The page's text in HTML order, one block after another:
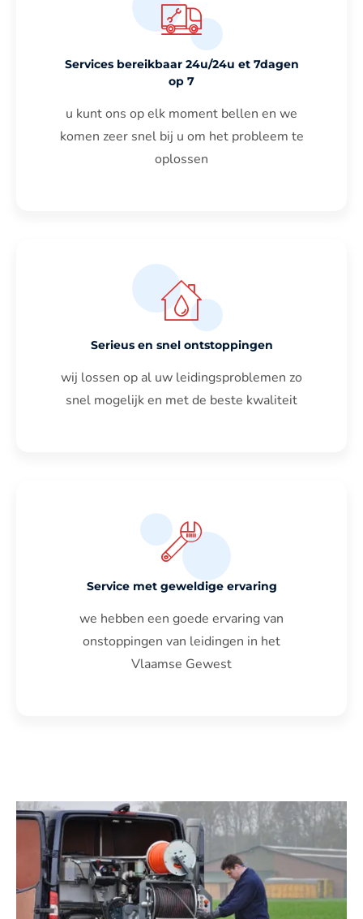
Services bereikbaar 24u/24u et 7dagen
op 7
u kunt ons op elk moment bellen en we
komen zeer snel bij u om het probleem te
oplossen
Serieus en snel ontstoppingen
wij lossen op al uw leidingsproblemen zo
snel mogelijk en met de beste kwaliteit
Service met geweldige ervaring
we hebben een goede ervaring van
onstoppingen van leidingen in het
Vlaamse Gewest